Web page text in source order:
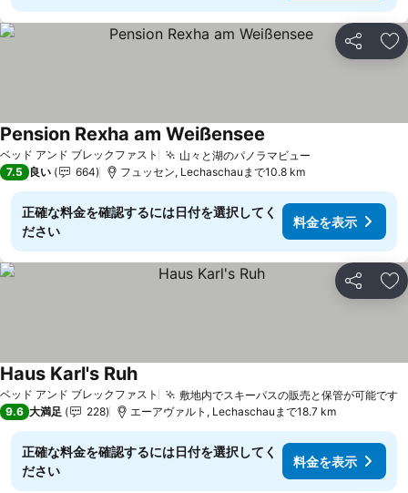
シェア お
ベッド アンド ブレックファスト 山々と湖のパノラマビュー
Pension Rexha am Weißensee
7.5 良い 664 フュッセン, Lechaschauまで10.8 km
正確な料金を確認するには日付を選択してく
ださい
料金を表示
シェア お
ベッド アンド ブレックファスト 敷地内でスキーパスの販売と保管が可能です
Haus Karl's Ruh
9.6 大満足 228 エーアヴァルト, Lechaschauまで18.7 km
正確な料金を確認するには日付を選択してく
ださい
料金を表示